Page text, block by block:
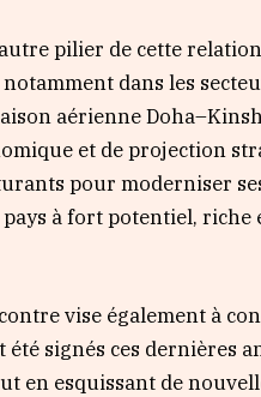
pilier de cette
dans les
aérienne
et de projection
pour moderniser
à fort potentiel,
vise également à
signés ces dernières
en esquissant de